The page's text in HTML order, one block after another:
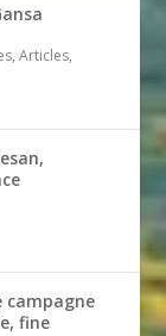
Articles,
campagne
fine